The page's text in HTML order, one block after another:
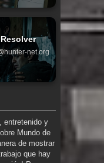
net.org
entretenido y
Mundo de
de mostrar
que hay